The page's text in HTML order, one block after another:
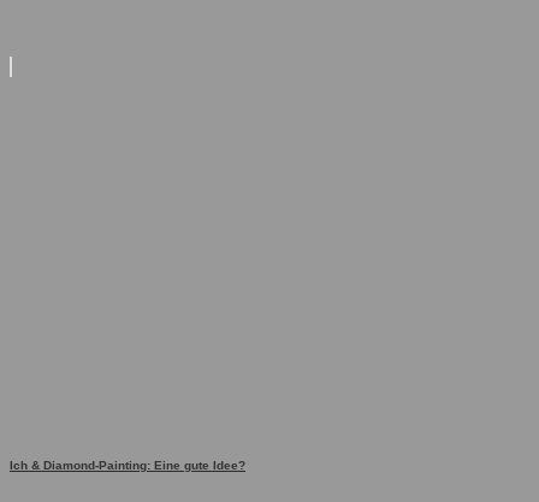
Ich & Diamond-Painting: Eine gute Idee?